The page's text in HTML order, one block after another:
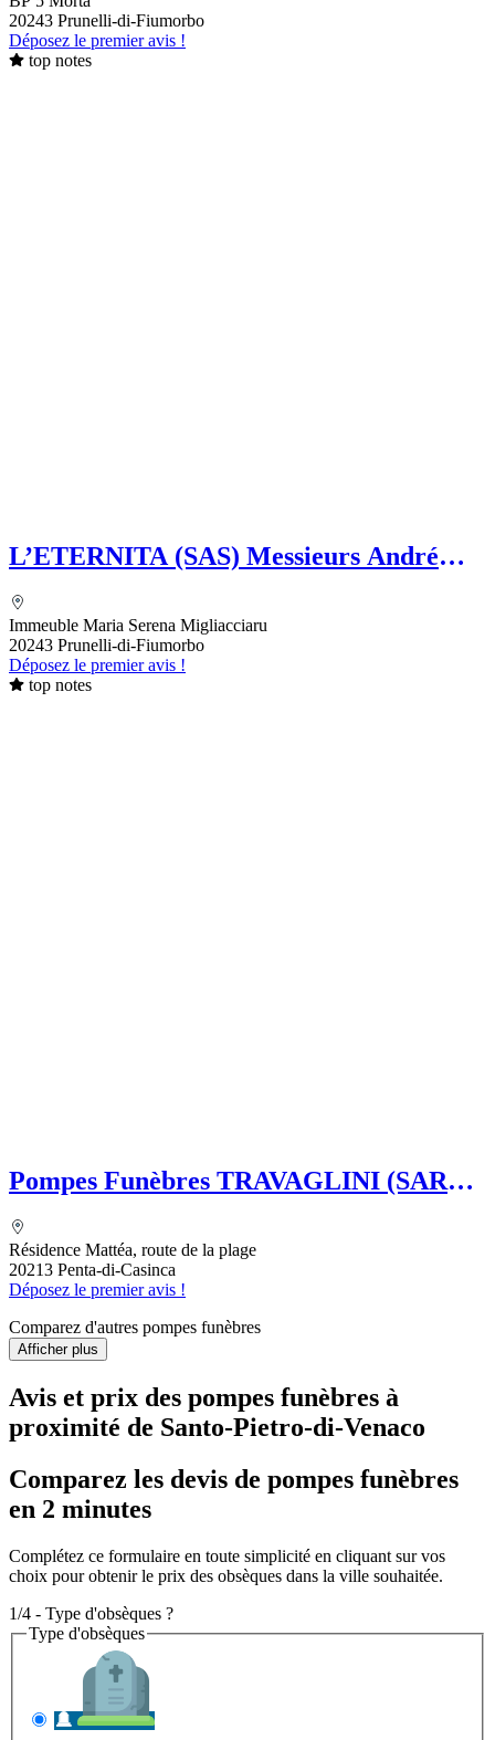
20243 Prunelli-di-Fiumorbo
Déposez le premier avis !
top notes
L’ETERNITA (SAS) Messieurs André
Immeuble Maria Serena Migliacciaru
20243 Prunelli-di-Fiumorbo
Déposez le premier avis !
top notes
Pompes Funèbres TRAVAGLINI (SARL)
TRAVAGLINI
Résidence Mattéa, route de la plage
20213 Penta-di-Casinca
Déposez le premier avis !
Comparez d'autres pompes funèbres
Afficher plus
Avis et prix des pompes funèbres à
proximité de Santo-Pietro-di-Venaco
Comparez les devis de pompes funèbres
en 2 minutes
Complétez ce formulaire en toute simplicité en cliquant sur vos
choix pour obtenir le prix des obsèques dans la ville souhaitée.
1/4 - Type d'obsèques ?
Type d'obsèques